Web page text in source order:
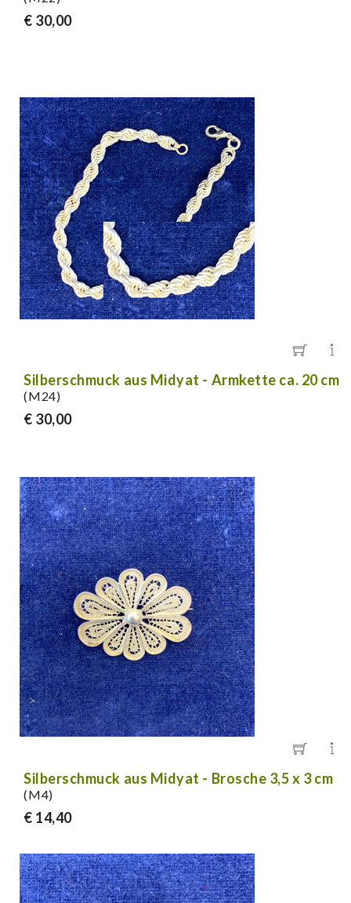
€ 30,00
Silberschmuck aus Midyat - Armkette ca. 20 cm
(M24)
€ 30,00
Silberschmuck aus Midyat - Brosche 3,5 x 3 cm
(M4)
€ 14,40